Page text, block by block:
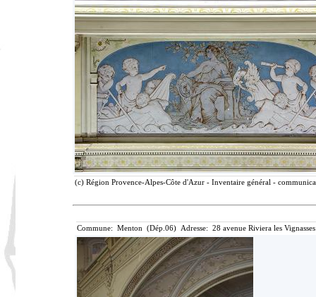
(c) Région Provence-Alpes-Côte d'Azur - Inventaire général -
Commune: Menton (Dép.06) Adresse: 28 avenue Riviera les